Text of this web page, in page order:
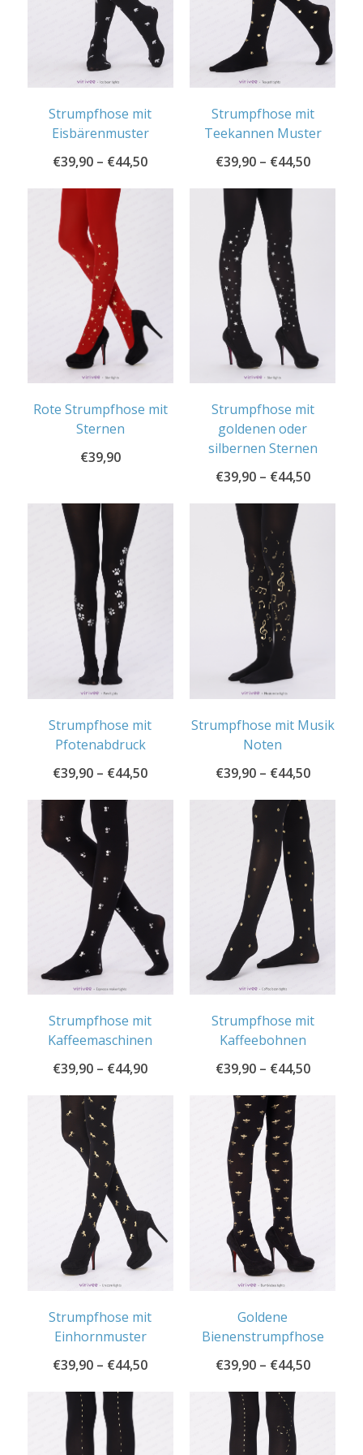
Strumpfhose mit
Eisbärenmuster
€39,90 – €44,50
Strumpfhose mit
Teekannen Muster
€39,90– €44,50
Rote Strumpfhose mit
Sternen
€39,90
Strumpfhose mit
goldenen oder
silbernen Sternen
€39,90– €44,50
Strumpfhose mit
Pfotenabdruck
€39,90 – €44,50
Strumpfhose mit Musik
Noten
€39,90– €44,50
Strumpfhose mit
Kaffeemaschinen
€39,90 – €44,90
Strumpfhose mit
Kaffeebohnen
€39,90– €44,50
Strumpfhose mit
Einhornmuster
€39,90 – €44,50
Goldene
Bienenstrumpfhose
€39,90– €44,50